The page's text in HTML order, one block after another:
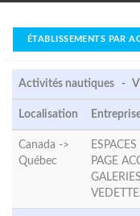
ÉTABLISSEMENTS PAR
Activités nautiques -
Localisation
Canada ->
Québec
PAGE
GALERIES